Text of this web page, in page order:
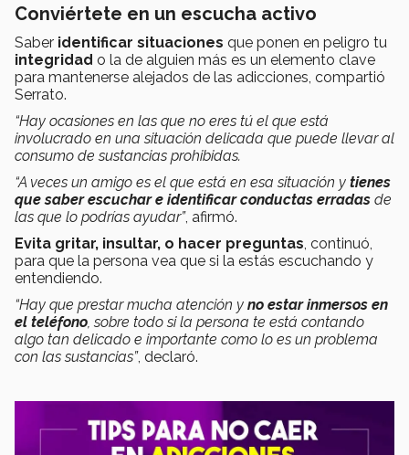
Conviértete en un escucha activo
Saber identificar situaciones que ponen en peligro tu
integridad o la de alguien más es un elemento clave
para mantenerse alejados de las adicciones, compartió
Serrato.
“Hay ocasiones en las que no eres tú el que está
involucrado en una situación delicada que puede llevar al
consumo de sustancias prohibidas.
“A veces un amigo es el que está en esa situación y tienes
que saber escuchar e identificar conductas erradas de
las que lo podrías ayudar”, afirmó.
Evita gritar, insultar, o hacer preguntas, continuó,
para que la persona vea que si la estás escuchando y
entendiendo.
“Hay que prestar mucha atención y no estar inmersos en
el teléfono, sobre todo si la persona te está contando
algo tan delicado e importante como lo es un problema
con las sustancias”, declaró.